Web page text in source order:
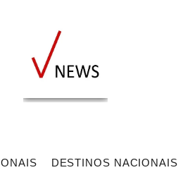
DESTINOS NACIONAIS